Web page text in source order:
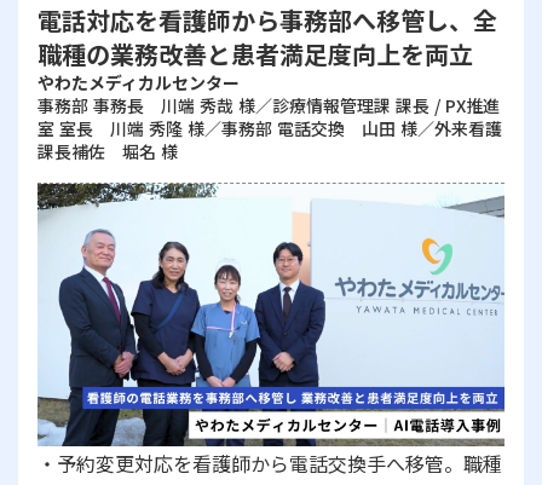
電話対応を看護師から事務部へ移管し、全
職種の業務改善と患者満足度向上を両立
やわたメディカルセンター
事務部 事務長 川端 秀哉 様／診療情報管理課 課長 / PX推進
室 室長 川端 秀隆 様／事務部 電話交換 山田 様／外来看護
課長補佐 堀名 様
・予約変更対応を看護師から電話交換手へ移管。職種